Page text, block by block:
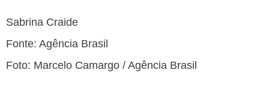
Sabrina Craide
Fonte: Agência Brasil
Foto: Marcelo Camargo / Agência Brasil